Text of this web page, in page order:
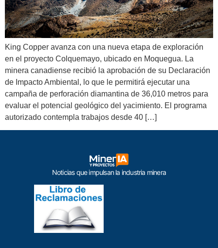
King Copper avanza con una nueva etapa de exploración
en el proyecto Colquemayo, ubicado en Moquegua. La
minera canadiense recibió la aprobación de su Declaración
de Impacto Ambiental, lo que le permitirá ejecutar una
campaña de perforación diamantina de 36,010 metros para
evaluar el potencial geológico del yacimiento. El programa
autorizado contempla trabajos desde 40 […]
Noticias que impulsan la industria minera